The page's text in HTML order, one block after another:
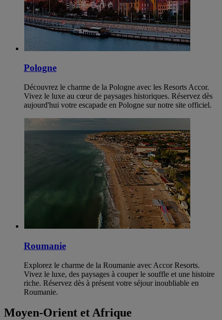
Pologne
Découvrez le charme de la Pologne avec les Resorts Accor.
Vivez le luxe au cœur de paysages historiques. Réservez dès
aujourd'hui votre escapade en Pologne sur notre site officiel.
Roumanie
Explorez le charme de la Roumanie avec Accor Resorts.
Vivez le luxe, des paysages à couper le souffle et une histoire
riche. Réservez dès à présent votre séjour inoubliable en
Roumanie.
Moyen-Orient et Afrique